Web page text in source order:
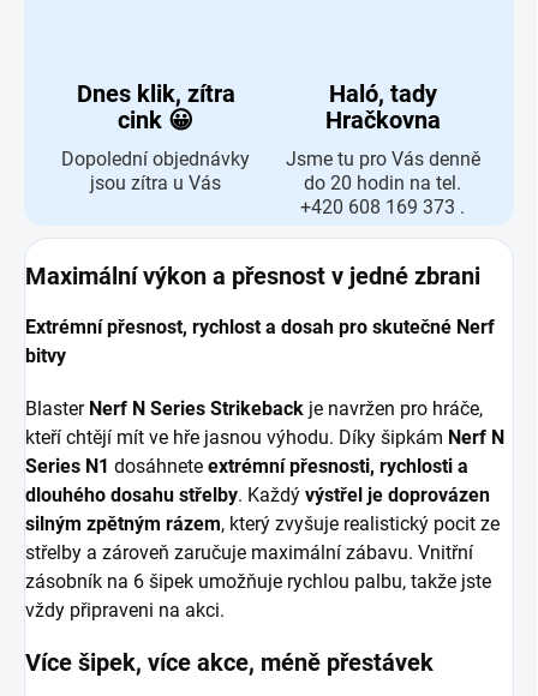
Dnes klik, zítra
cink 😀
Dopolední objednávky
jsou zítra u Vás
Haló, tady
Hračkovna
Jsme tu pro Vás denně
do 20 hodin na tel.
+420 608 169 373 .
Maximální výkon a přesnost v jedné zbrani
Extrémní přesnost, rychlost a dosah pro skutečné Nerf
bitvy
Blaster Nerf N Series Strikeback je navržen pro hráče,
kteří chtějí mít ve hře jasnou výhodu. Díky šipkám Nerf N
Series N1 dosáhnete extrémní přesnosti, rychlosti a
dlouhého dosahu střelby. Každý výstřel je doprovázen
silným zpětným rázem, který zvyšuje realistický pocit ze
střelby a zároveň zaručuje maximální zábavu. Vnitřní
zásobník na 6 šipek umožňuje rychlou palbu, takže jste
vždy připraveni na akci.
Více šipek, více akce, méně přestávek